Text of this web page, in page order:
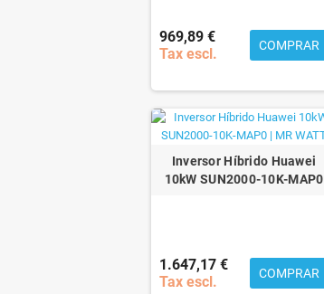
969,89 €
Tax escl.
COMPRAR
Inversor Híbrido Huawei
10kW SUN2000-10K-MAP0
1.647,17 €
Tax escl.
COMPRAR